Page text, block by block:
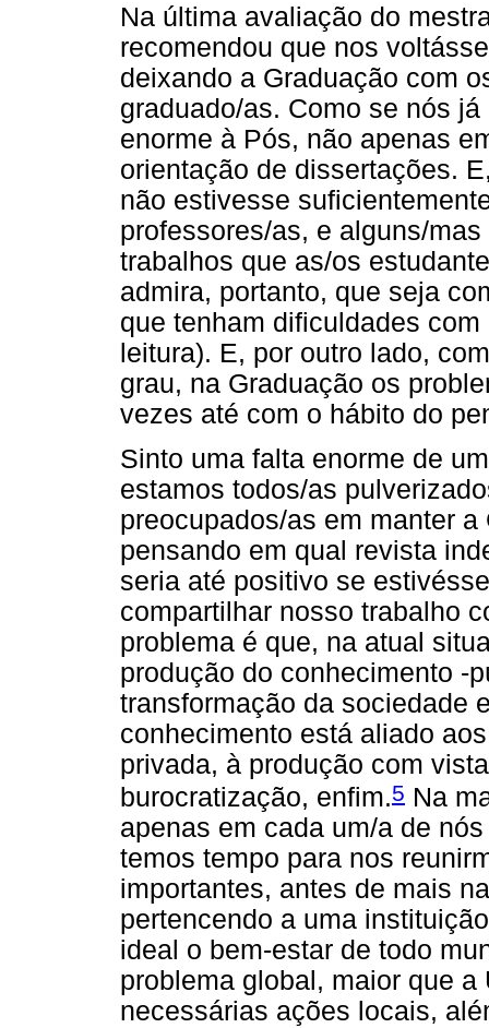
Na última avaliação do
recomendou que nos
deixando a Graduação com
graduado/as. Como se nós
enorme à Pós, não apenas
orientação de dissertações.
não estivesse
professores/as, e alguns/
trabalhos que as/os
admira, portanto, que seja
que tenham dificuldades
leitura). E, por outro lado,
grau, na Graduação os
vezes até com o hábito do
Sinto uma falta enorme de
estamos todos/as
preocupados/as em manter
pensando em qual revista
seria até positivo se
compartilhar nosso trabalho
problema é que, na atual
produção do conhecimento -
transformação da sociedade
conhecimento está aliado
privada, à produção com
burocratização, enfim.5 Na
apenas em cada um/a de
temos tempo para nos
importantes, antes de mais
pertencendo a uma
ideal o bem-estar de todo
problema global, maior que
necessárias ações locais,